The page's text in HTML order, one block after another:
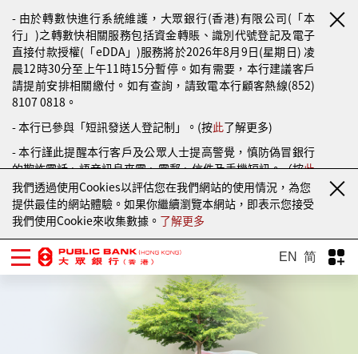
- 由於轉數快進行系統維護，大眾銀行(香港)有限公司(「本
行」)之轉數快相關服務包括資金轉賬、識別代號登記及電子
直接付款授權(「eDDA」)服務將於2026年8月9日(星期日) 凌
晨12時30分至上午11時15分暫停。如有需要，本行建議客戶
請提前安排相關繳付。如有查詢，請致電本行顧客熱線(852)
8107 0818。
- 本行已參與「短訊發送人登記制」。(按此了解更多)
- 本行謹此提醒本行客戶及公眾人士提高警覺，慎防偽冒銀行
的欺詐電話、語音訊息來電、電郵、信件及手機短訊。（按此
了解更多）
我們透過使用Cookies以評估您在我們網站的使用情況，為您
提供最佳的網站體驗。如果你繼續瀏覽本網站，即表示您接受
我們使用Cookie來收集數據。 了解更多
EN 简